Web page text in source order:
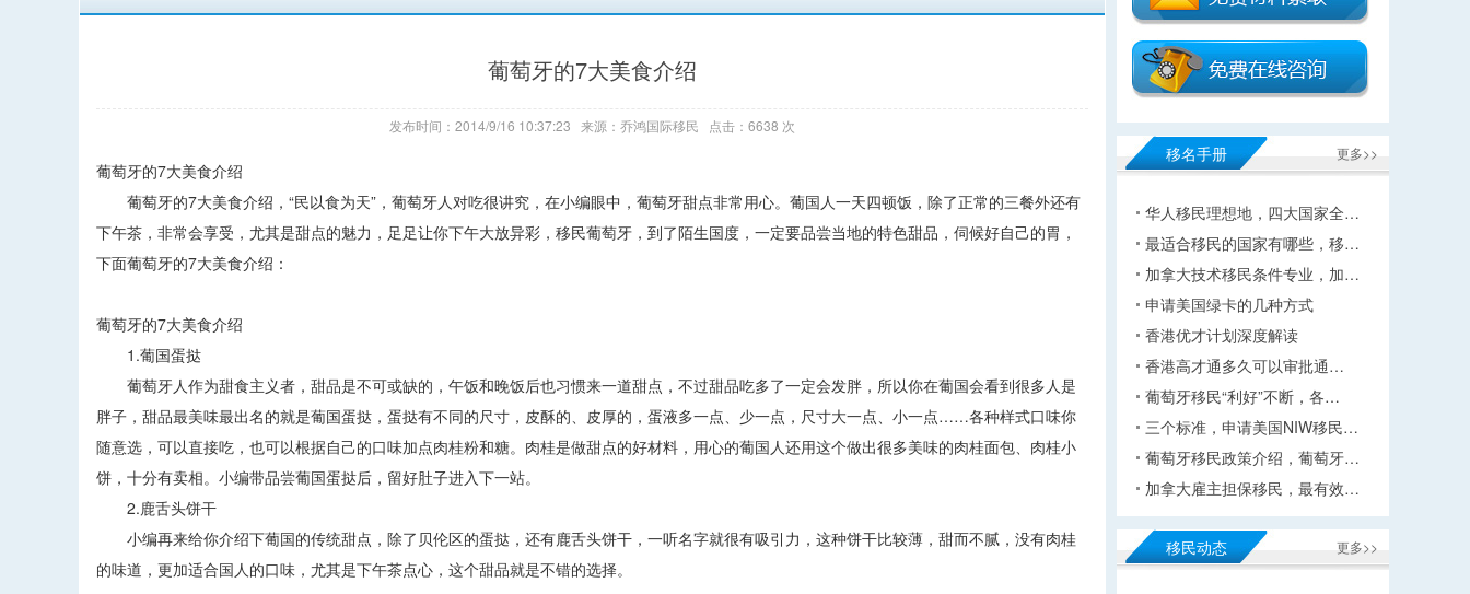
葡萄牙的7大美食介绍
发布时间：2014/9/16 10:37:23 来源：乔鸿国际移民 点击：6638 次
葡萄牙的7大美食介绍
葡萄牙的7大美食介绍，“民以食为天”，葡萄牙人对吃很讲究，在小编眼中，葡萄牙甜点非常用心。葡国人一天四顿饭，除了正常的三餐外还有
下午茶，非常会享受，尤其是甜点的魅力，足足让你下午大放异彩，移民葡萄牙，到了陌生国度，一定要品尝当地的特色甜品，伺候好自己的胃，
下面葡萄牙的7大美食介绍：
葡萄牙的7大美食介绍
1.葡国蛋挞
葡萄牙人作为甜食主义者，甜品是不可或缺的，午饭和晚饭后也习惯来一道甜点，不过甜品吃多了一定会发胖，所以你在葡国会看到很多人是
胖子，甜品最美味最出名的就是葡国蛋挞，蛋挞有不同的尺寸，皮酥的、皮厚的，蛋液多一点、少一点，尺寸大一点、小一点……各种样式口味你
随意选，可以直接吃，也可以根据自己的口味加点肉桂粉和糖。肉桂是做甜点的好材料，用心的葡国人还用这个做出很多美味的肉桂面包、肉桂小
饼，十分有卖相。小编带品尝葡国蛋挞后，留好肚子进入下一站。
2.鹿舌头饼干
小编再来给你介绍下葡国的传统甜点，除了贝伦区的蛋挞，还有鹿舌头饼干，一听名字就很有吸引力，这种饼干比较薄，甜而不腻，没有肉桂
的味道，更加适合国人的口味，尤其是下午茶点心，这个甜品就是不错的选择。
更多>>
移名手册
华人移民理想地，四大国家全…
最适合移民的国家有哪些，移…
加拿大技术移民条件专业，加…
申请美国绿卡的几种方式
香港优才计划深度解读
香港高才通多久可以审批通…
葡萄牙移民“利好”不断，各…
三个标准，申请美国NIW移民…
葡萄牙移民政策介绍，葡萄牙…
加拿大雇主担保移民，最有效…
更多>>
移民动态